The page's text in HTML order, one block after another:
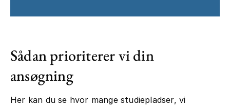
Sådan prioriterer vi din
ansøgning
Her kan du se hvor mange studiepladser, vi